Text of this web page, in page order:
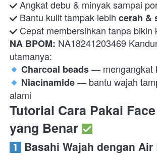
Bantu kulit tampak lebih cerah &
Cepat membersihkan tanpa bikin
NA BPOM: NA18241203469
Charcoal beads
Niacinamide — bantu wajah
alami
Tutorial Cara Pakai
yang Benar
Basahi Wajah dengan Air